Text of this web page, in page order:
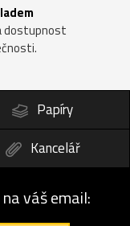
dostupnost
Papíry
Kancelář
váš email: